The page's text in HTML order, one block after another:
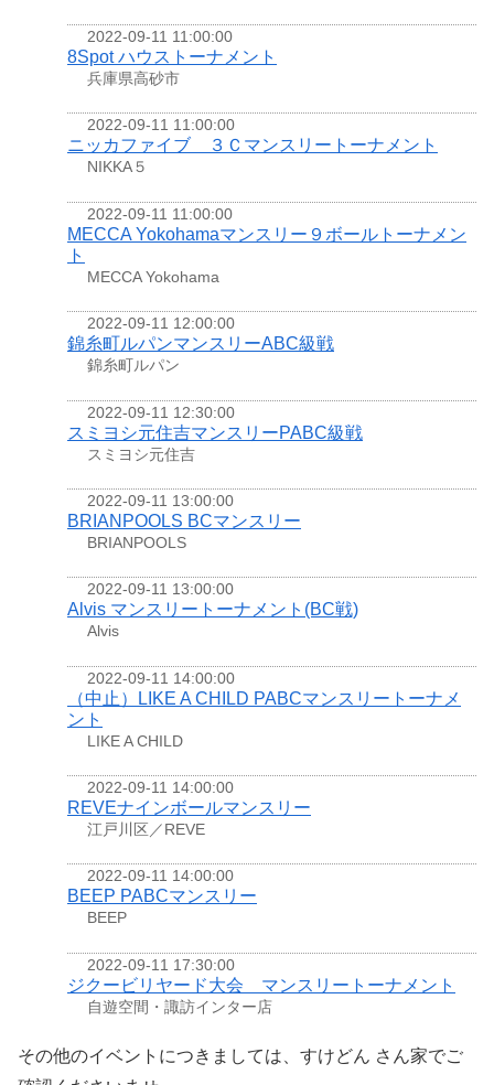
2022-09-11 11:00:00
8Spot ハウストーナメント
兵庫県高砂市
2022-09-11 11:00:00
ニッカファイブ ３Ｃマンスリートーナメント
NIKKA５
2022-09-11 11:00:00
MECCA Yokohamaマンスリー９ボールトーナメン
ト
MECCA Yokohama
2022-09-11 12:00:00
錦糸町ルパンマンスリーABC級戦
錦糸町ルパン
2022-09-11 12:30:00
スミヨシ元住吉マンスリーPABC級戦
スミヨシ元住吉
2022-09-11 13:00:00
BRIANPOOLS BCマンスリー
BRIANPOOLS
2022-09-11 13:00:00
Alvis マンスリートーナメント(BC戦)
Alvis
2022-09-11 14:00:00
（中止）LIKE A CHILD PABCマンスリートーナメ
ント
LIKE A CHILD
2022-09-11 14:00:00
REVEナインボールマンスリー
江戸川区／REVE
2022-09-11 14:00:00
BEEP PABCマンスリー
BEEP
2022-09-11 17:30:00
ジクービリヤード大会 マンスリートーナメント
自遊空間・諏訪インター店
その他のイベントにつきましては、すけどん さん家でご